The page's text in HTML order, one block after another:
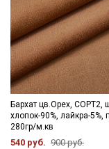
Бархат цв.Орех, СОРТ2,
хлопок-90%, лайкра-5%,
280гр/м.кв
540 руб. 900 руб.